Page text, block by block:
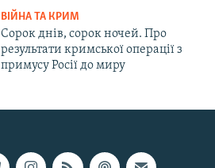
ВІЙНА ТА КРИМ
Сорок днів, сорок ночей. Про
результати кримської операції з
примусу Росії до миру